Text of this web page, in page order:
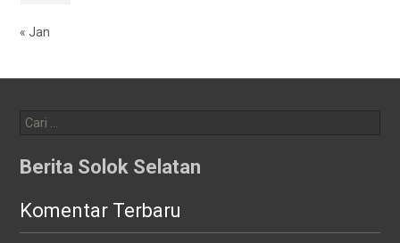
« Jan
untuk:
Berita Solok Selatan
Komentar Terbaru